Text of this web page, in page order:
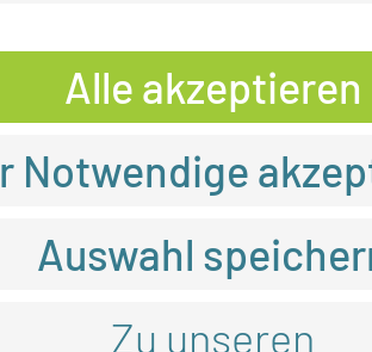
Alle akzeptieren
Notwendige
Auswahl
Zu unseren